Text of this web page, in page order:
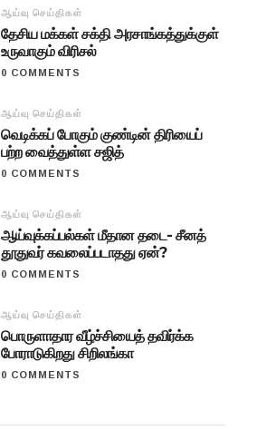
ஆய்வு செய்திகள்
தேசிய மக்கள் சக்தி அரசாங்கத்துக்குள்
உருவாகும் விரிசல்
0 COMMENTS
ஆய்வு செய்திகள்
வெடிக்கப் போகும் குண்டின் திரியைப்
பற்ற வைத்துள்ள சஜித்
0 COMMENTS
ஆய்வு செய்திகள்
ஆய்வுக்கப்பல்கள் மீதான தடை- சீனத்
தூதுவர் கவலைப்படாதது ஏன்?
0 COMMENTS
ஆய்வு செய்திகள்
பொருளாதார வீழ்ச்சியைத் தவிர்க்க
போராடுகிறது சிறிலங்கா
0 COMMENTS